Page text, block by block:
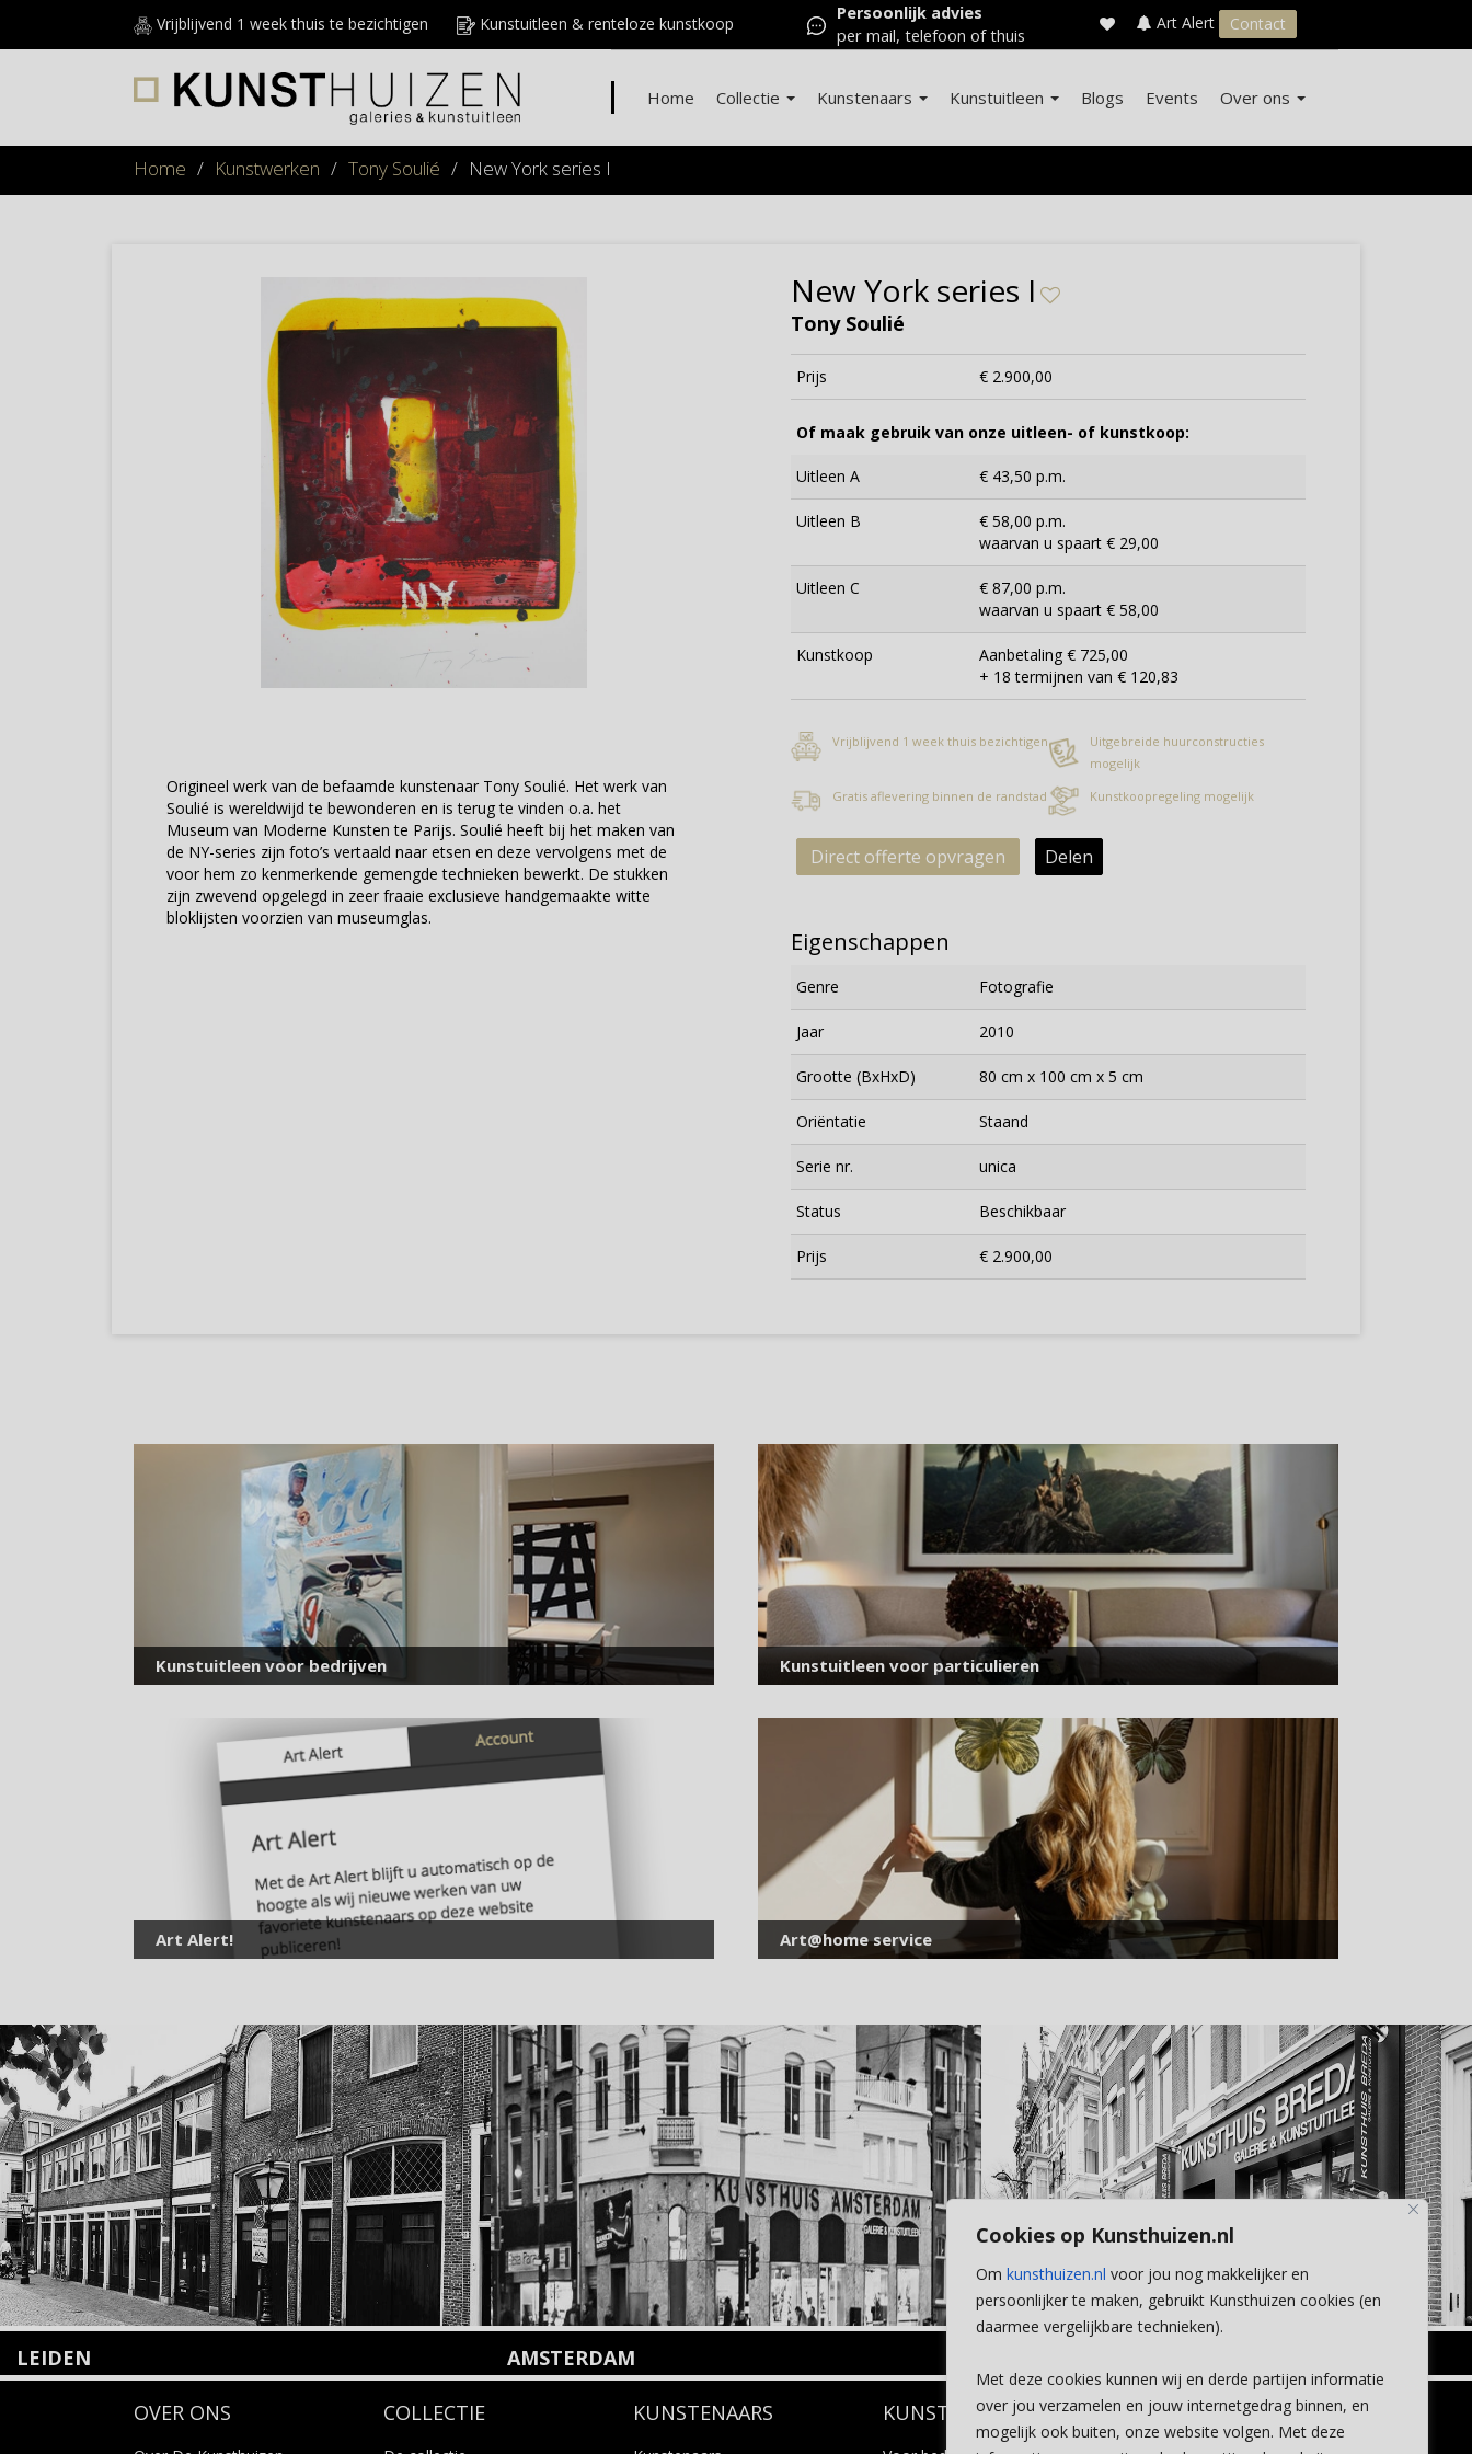
Cookies op Kunsthuizen.nl
Om kunsthuizen.nl voor jou nog makkelijker en
persoonlijker te maken, gebruikt Kunsthuizen cookies (en
daarmee vergelijkbare technieken).
Met deze cookies kunnen wij en derde partijen informatie
over jou verzamelen en jouw internetgedrag binnen, en
mogelijk ook buiten, onze website volgen. Met deze
Vrijblijvend 1 week thuis te bezichtigen Kunstuitleen & renteloze kunstkoop
Persoonlijk advies
per mail, telefoon of thuis
Art Alert Contact
Home Collectie Kunstenaars Kunstuitleen Blogs Events Over ons
Home / Kunstwerken / Tony Soulié / New York series I
Origineel werk van de befaamde kunstenaar Tony Soulié. Het werk van
Soulié is wereldwijd te bewonderen en is terug te vinden o.a. het
Museum van Moderne Kunsten te Parijs. Soulié heeft bij het maken van
de NY-series zijn foto’s vertaald naar etsen en deze vervolgens met de
voor hem zo kenmerkende gemengde technieken bewerkt. De stukken
zijn zwevend opgelegd in zeer fraaie exclusieve handgemaakte witte
bloklijsten voorzien van museumglas.
New York series I
Tony Soulié
Prijs € 2.900,00
Of maak gebruik van onze uitleen- of kunstkoop:
Uitleen A € 43,50 p.m.
Uitleen B
€ 58,00 p.m.
waarvan u spaart € 29,00
Uitleen C
€ 87,00 p.m.
waarvan u spaart € 58,00
Kunstkoop
Aanbetaling € 725,00
+ 18 termijnen van € 120,83
Vrijblijvend 1 week thuis bezichtigen
Uitgebreide huurconstructies
mogelijk
Gratis aflevering binnen de randstad
Kunstkoopregeling mogelijk
Direct offerte opvragen Delen
Eigenschappen
Genre Fotografie
Jaar 2010
Grootte (BxHxD) 80 cm x 100 cm x 5 cm
Oriëntatie Staand
Serie nr. unica
Status Beschikbaar
Prijs € 2.900,00
Kunstuitleen voor bedrijven Kunstuitleen voor particulieren
Art Alert! Art@home service
LEIDEN AMSTERDAM
1075 VX Amsterdam
Wilhelminastraat 11
4818 SB Breda
+31 (0)76 5221309
OVER ONS COLLECTIE KUNSTENAARS KUNSTUITLEEN CONTACT
Meld je aan
voor onze nieuwsbrief
E-
mailadres